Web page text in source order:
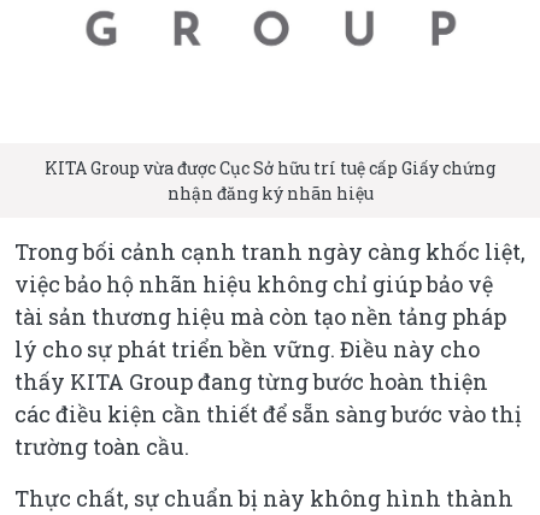
KITA Group vừa được Cục Sở hữu trí tuệ cấp Giấy chứng
nhận đăng ký nhãn hiệu
Trong bối cảnh cạnh tranh ngày càng khốc liệt,
việc bảo hộ nhãn hiệu không chỉ giúp bảo vệ
tài sản thương hiệu mà còn tạo nền tảng pháp
lý cho sự phát triển bền vững. Điều này cho
thấy KITA Group đang từng bước hoàn thiện
các điều kiện cần thiết để sẵn sàng bước vào thị
trường toàn cầu.
Thực chất, sự chuẩn bị này không hình thành